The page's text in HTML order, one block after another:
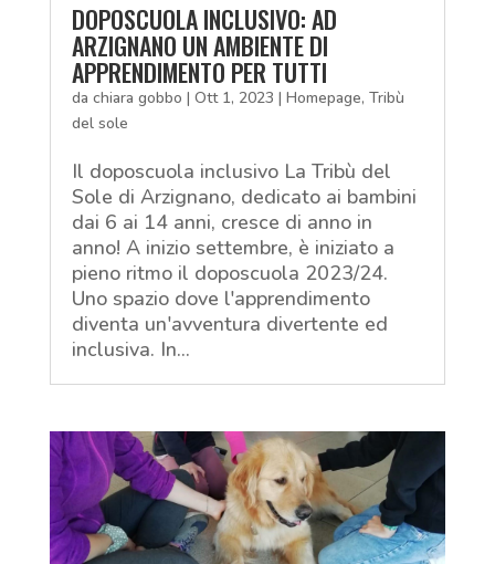
DOPOSCUOLA INCLUSIVO: AD
ARZIGNANO UN AMBIENTE DI
APPRENDIMENTO PER TUTTI
da chiara gobbo | Ott 1, 2023 | Homepage, Tribù
del sole
Il doposcuola inclusivo La Tribù del
Sole di Arzignano, dedicato ai bambini
dai 6 ai 14 anni, cresce di anno in
anno! A inizio settembre, è iniziato a
pieno ritmo il doposcuola 2023/24.
Uno spazio dove l'apprendimento
diventa un'avventura divertente ed
inclusiva. In...